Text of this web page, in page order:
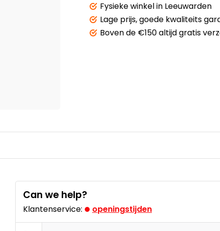
Fysieke winkelin Leeuwarden
Lage prijs,goede kwaliteits
Boven de €150altijd gratis
Can we help?
Klantenservice: openingstijden